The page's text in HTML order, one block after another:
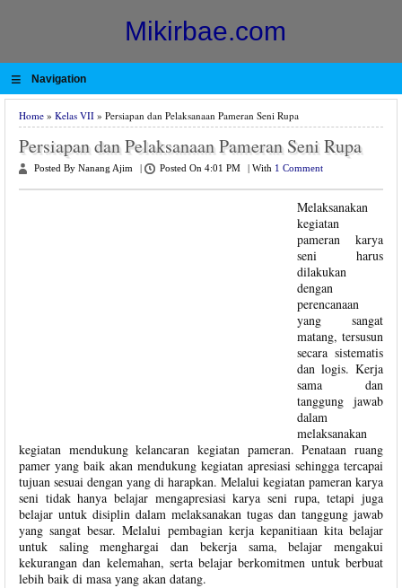
Mikirbae.com
≡ Navigation
Home » Kelas VII » Persiapan dan Pelaksanaan Pameran Seni Rupa
Persiapan dan Pelaksanaan Pameran Seni Rupa
Posted By Nanang Ajim Posted On 4:01 PM With 1 Comment
Melaksanakan
kegiatan
pameran karya
seni harus
dilakukan
dengan
perencanaan
yang sangat
matang, tersusun
secara sistematis
dan logis. Kerja
sama dan
tanggung jawab
dalam
melaksanakan
kegiatan mendukung kelancaran kegiatan pameran. Penataan ruang
pamer yang baik akan mendukung kegiatan apresiasi sehingga tercapai
tujuan sesuai dengan yang di harapkan. Melalui kegiatan pameran karya
seni tidak hanya belajar mengapresiasi karya seni rupa, tetapi juga
belajar untuk disiplin dalam melaksanakan tugas dan tanggung jawab
yang sangat besar. Melalui pembagian kerja kepanitiaan kita belajar
untuk saling menghargai dan bekerja sama, belajar mengakui
kekurangan dan kelemahan, serta belajar berkomitmen untuk berbuat
lebih baik di masa yang akan datang.